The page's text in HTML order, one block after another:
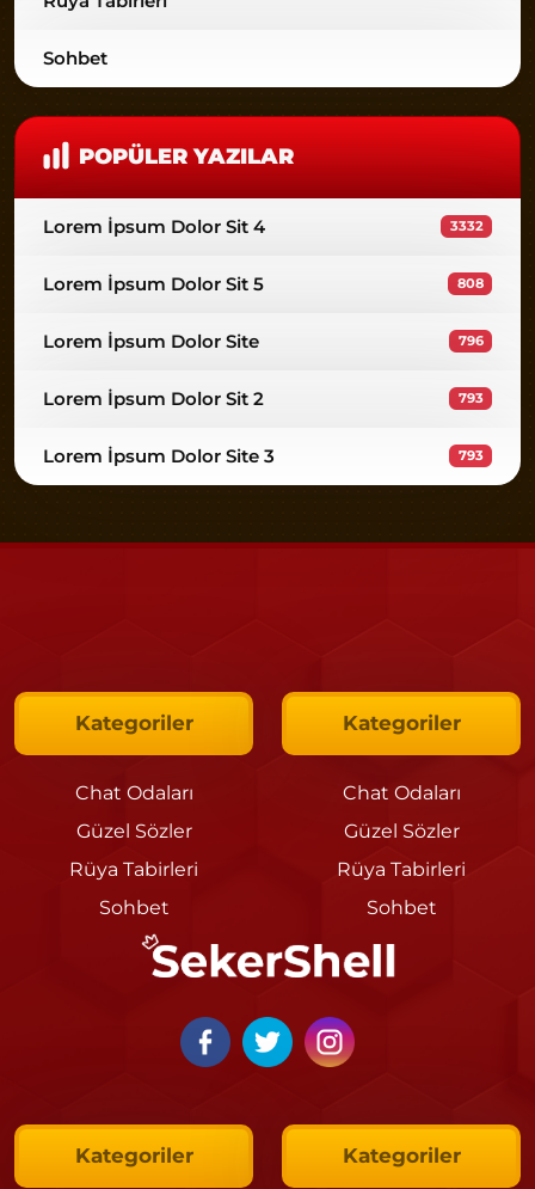
Sohbet
POPÜLER YAZILAR
Lorem İpsum Dolor Sit 4 3332
Lorem İpsum Dolor Sit 5 808
Lorem İpsum Dolor Site 796
Lorem İpsum Dolor Sit 2 793
Lorem İpsum Dolor Site 3 793
Kategoriler
Chat Odaları
Güzel Sözler
Rüya Tabirleri
Sohbet
Kategoriler
Chat Odaları
Güzel Sözler
Rüya Tabirleri
Sohbet
Kategoriler Kategoriler